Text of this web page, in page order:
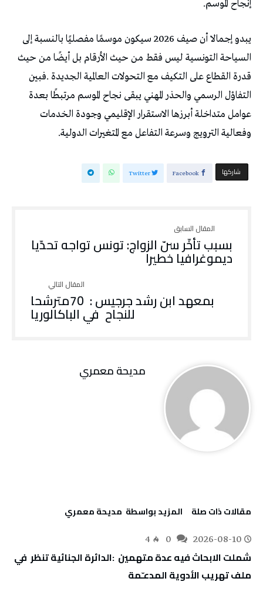
‬إنجاح‭ ‬الموسم‭.‬
‬وفعالية‭ ‬الترويج‭ ‬وسرعة‭ ‬التفاعل‭ ‬مع‭ ‬المتغيرات‭ ‬الدولية‭.‬
‫‫ شاركها‬ Facebook
Twitter
‬ديموغرافيا‭ ‬خطيرا
‬للنجاح‭ ‬ في‭ ‬الباكالوريا
مديحة معمري
‫مقالات ذات صلة‬ ‫‫المزيد بواسطة‬ ‬ مديحة معمري
2026-08-10
4
‬ملف‭ ‬تهريب‭ ‬الأدوية‭ ‬المدعـّمة‭ ‬